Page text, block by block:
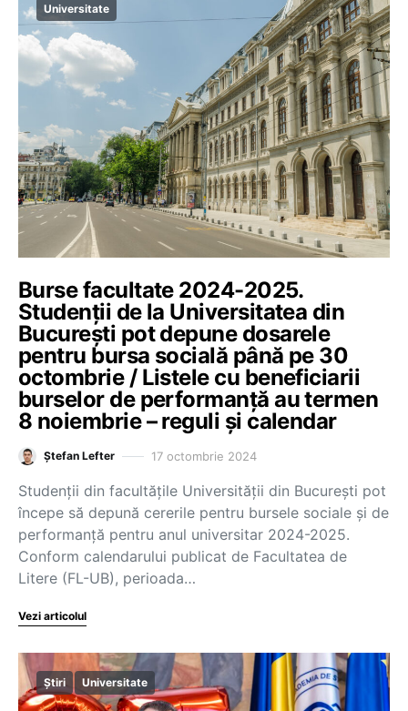
Universitate
Burse facultate 2024-2025.
Studenții de la Universitatea din
București pot depune dosarele
pentru bursa socială până pe 30
octombrie / Listele cu beneficiarii
burselor de performanță au termen
8 noiembrie – reguli și calendar
Ștefan Lefter 17 octombrie 2024
Studenții din facultățile Universității din București pot
începe să depună cererile pentru bursele sociale și de
performanță pentru anul universitar 2024-2025.
Conform calendarului publicat de Facultatea de
Litere (FL-UB), perioada…
Vezi articolul
Știri Universitate